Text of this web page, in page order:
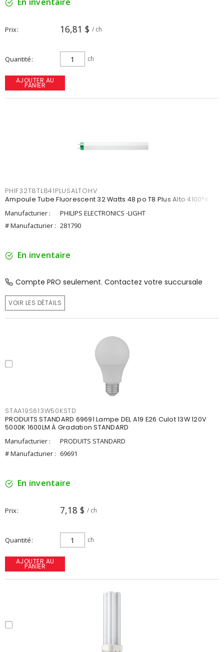
Prix 16,81 $ / ch
Quantité ch
AJOUTER AU
PANIER
PHIF32T8TL841PLUSALTOHV
Ampoule Tube Fluorescent 32 Watts 48 po T8 Plus Alto 4100°K
Manufacturier :
PHILIPS ELECTRONICS -LIGHT
# Manufacturier : 281790
En inventaire
Compte PRO seulement. Contactez votre succursale
VOIR LES DÉTAILS
STAA19S613W50KSTD
PRODUITS STANDARD 69691 Lampe DEL A19 E26 Culot 13W 120V
5000K 1600LM À Gradation STANDARD
Manufacturier :
PRODUITS STANDARD
# Manufacturier : 69691
En inventaire
Prix 7,18 $ / ch
Quantité ch
AJOUTER AU
PANIER